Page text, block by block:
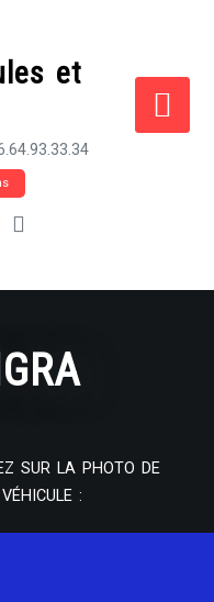
et
SUR LA PHOTO DE
: